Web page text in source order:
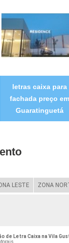
letras caixa para
fachada preço em
Guaratinguetá
LESTE ZONA
de Letra Caixa na Vila